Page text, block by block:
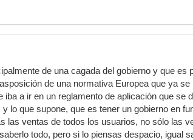
de una cagada del gobierno y que es
de una normativa Europea que ya
a ir en un reglamento de aplicación que se
lo que supone, que es tener un gobierno en
las ventas de todos los usuarios, no sólo las
todo, pero si lo piensas despacio, igual